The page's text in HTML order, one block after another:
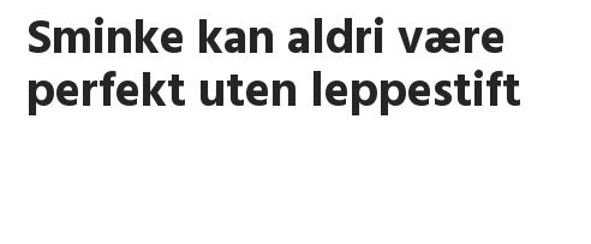
Sminke kan aldri være
perfekt uten leppestift